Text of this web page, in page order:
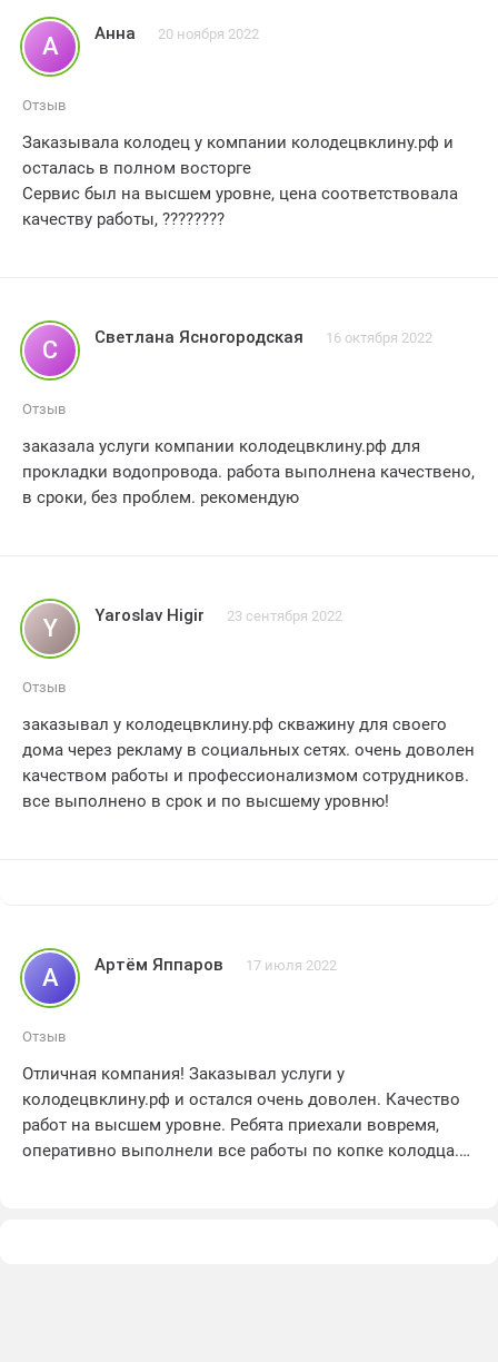
требования были учтены. Я остался доволен
результатом и рекомендую колодецвклину.рф всем. кто
нуждается в услугах по бурению колодцев. Оценка - 5
А Анна 20 ноября 2022
Отзыв
Заказывала колодец у компании колодецвклину.рф и
осталась в полном восторге
Сервис был на высшем уровне, цена соответствовала
качеству работы, ????????
С Светлана Ясногородская 16 октября 2022
Отзыв
заказала услуги компании колодецвклину.рф для
прокладки водопровода. работа выполнена качествено,
в сроки, без проблем. рекомендую
Y Yaroslav Higir 23 сентября 2022
Отзыв
заказывал у колодецвклину.рф скважину для своего
дома через рекламу в социальных сетях. очень доволен
качеством работы и профессионализмом сотрудников.
все выполнено в срок и по высшему уровню!
А Артём Яппаров 17 июля 2022
Отзыв
Отличная компания! Заказывал услуги у
колодецвклину.рф и остался очень доволен. Качество
работ на высшем уровне. Ребята приехали вовремя,
оперативно выполнели все работы по копке колодца.